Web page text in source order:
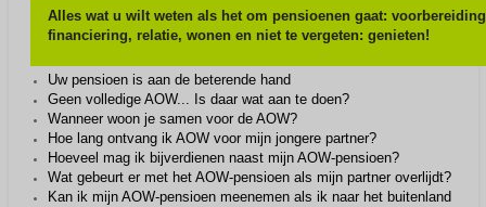
Alles wat u wilt weten als het om pensioenen gaat:
financiering, relatie, wonen en niet te vergeten: genieten!
Uw pensioen is aan de beterende hand
Geen volledige AOW... Is daar wat aan te doen?
Wanneer woon je samen voor de AOW?
Hoe lang ontvang ik AOW voor mijn jongere partner?
Hoeveel mag ik bijverdienen naast mijn AOW-pensioen?
Wat gebeurt er met het AOW-pensioen als mijn partner overlijdt?
Kan ik mijn AOW-pensioen meenemen als ik naar het buitenland